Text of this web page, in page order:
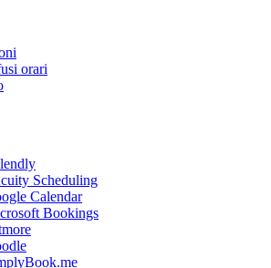
orari
Scheduling
Calendar
Bookings